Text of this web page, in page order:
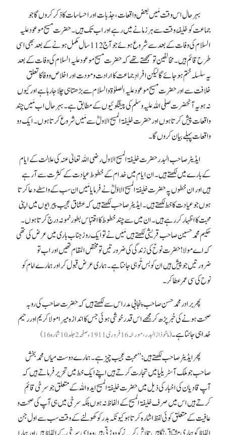
بہرحال اس وقت مَیں بعض واقعات، جذبات اور احساسات کا ذکر کروں گا جو
جماعت کو خلیفۂ وقت سے ہر زمانے میں رہے اور اب تک ہیں۔ حضرت مسیح موعود علیہ
السلام کی وفات کے بعد سے شروع ہوئے جو آج 112 سال مکمل ہونے کے بعد بھی اسی
طرح قائم ہیں۔ مخالفین تو سمجھتے تھے کہ حضرت مسیح موعود علیہ السلام کی وفات کے بعد
یہ سلسلہ ختم ہو جائے گا لیکن افرادِ جماعت کا ارادت و مودت اور اخلاص و وفا کا تعلق
خلافت سے اور حضرت مسیح موعود علیہ الصلوٰۃ والسلام سے بڑھتا ہی چلا جا رہا ہے اور کیوں
نہ ہو یہ آنحضرت صلی اللہ علیہ وسلم کی پیشگوئیوں کے مطابق ہے۔ بہرحال اب مَیں چند
واقعات پیش کرتا ہوں اور حضرت خلیفۃ المسیح الاولؓ سے مَیں شروع کرتا ہوں۔ ایک دو
واقعات پہلے بیان کروں گا۔
ایڈیٹر صاحب البدر حضرت خلیفۃ المسیح الاول رضی اللہ تعالیٰ عنہ کی علالت کے ایام
کے بارے میں لکھتے ہیں۔ ان ایام میں خدام کے خطوط عیادت کے کثرت سے آ رہے
ہیں اور ان خطوں پہ حضرت خلیفۃ المسیح الاوّلؓ نے فرمایا مَیں ان سب کے واسطے دعا کرتا
ہوں جو عیادت کا خط لکھتے ہیں۔ ایڈیٹر صاحب لکھتے ہیں کہ عشاق عجیب پیرایوں میں اپنی
محبت کا اظہار کر رہے ہیں۔ ان میں سے چند خطوط کا اقتباس بطور نمونہ درج کرتا ہوں۔
حکیم محمد حسین صاحب قریشی لکھتے ہیں مَیں نے تو ایک روز جناب باری میں عرض کی تھی
کہ اے مولا! حضرت نوحؑ کی زندگی کی ضرورتیں تو مختص المقام تھیں اور اب تو
ضرورتیں جو پیش ہیں ان کو بس تُو ہی جانتا ہے۔ ہماری عرض قبول کر اور ہمارے امام کو
نوح کی سی عمر عطا کر۔
پھر برادر محمد حسن صاحب پنجابی مدراس سے لکھتے ہیں کہ حضرت صاحب کی رو بہ
صحت ہونے کی خبر پڑھ کر مجھے اس قدر خوشی ہوئی جس کا اندازہ میرا مولا کریم اور رحیم
خدا ہی جانتا ہے۔(ماخوذ از البدر، مورخہ 16 فروری 1911ء صفحہ 2جلد 10 شمارہ 16)
پھر ایڈیٹر صاحب لکھتے ہیں: ’’محبت عجیب چیز ہے۔ ہمارے دوست میاں محمد بخش
صاحب جو ملک آسٹریلیا میں تجارت کرتے ہیں اپنے ایک خط میں تحریر فرماتے ہیں کہ
آپ قادیان کی اخبار کی ذیل میں حضرت خلیفۃ المسیح ایدہ اللہ کے متعلق جو سرخی قائم
کرتے ہیں اس میں صرف خلیفۃ المسیح کے الفاظ نہ ہوں بلکہ سرخی میں ہی آپ کی صحت و
عافیت کے متعلق کوئی لفظ اشارہ کرتا ہو کیونکہ بدر کو کھولنے کے وقت سب سے اول جن